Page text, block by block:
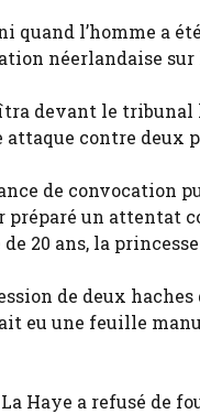
quand l’homme a
néerlandaise
devant le
attaque contre deux
de convocation
préparé un attentat
de 20 ans, la
de deux
eu une feuille
Haye a refusé de